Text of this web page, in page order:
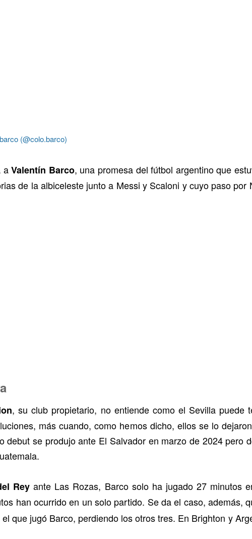
(@colo.barco)
aValentín Barco, una promesa del fútbol argentino que
de la albiceleste junto a Messi y Scaloni y cuyo paso
, su club propietario, no entiende como el Sevilla puede
más cuando, como hemos dicho, ellos se lo
debut se produjo ante El Salvador en marzo de 2024 pero
Rey ante Las Rozas, Barco solo ha jugado 27 minutos
han ocurrido en un solo partido. Se da el caso, además,
que jugó Barco, perdiendo los otros tres. En Brighton y